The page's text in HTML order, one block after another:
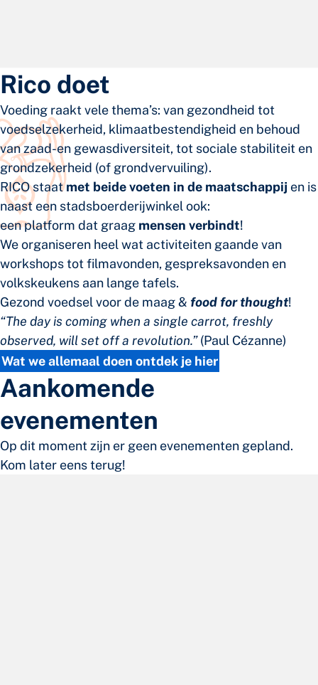
Rico doet
Voeding raakt vele thema’s: van gezondheid tot
voedselzekerheid, klimaatbestendigheid en behoud
van zaad-en gewasdiversiteit, tot sociale stabiliteit en
grondzekerheid (of grondvervuiling).
RICO staatmet beide voeten in de maatschappij en is
naast een stadsboerderijwinkel ook:
een platform dat graag mensen verbindt!
We organiseren heel wat activiteiten gaande van
workshops tot filmavonden, gespreksavonden en
volkskeukens aan lange tafels.
Gezond voedsel voor de maag & food for thought!
“The day is coming when a single carrot, freshly
observed, will set off a revolution.”(Paul Cézanne)
Wat we allemaal doen ontdek je hier
Aankomende
evenementen
Op dit moment zijn er geen evenementen gepland.
Kom later eens terug!